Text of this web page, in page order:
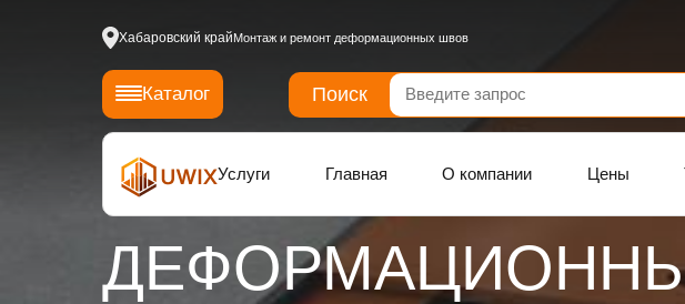
Хабаровский крайМонтаж и ремонт деформационных швов
Каталог Поиск
Услуги Главная О компании Цены